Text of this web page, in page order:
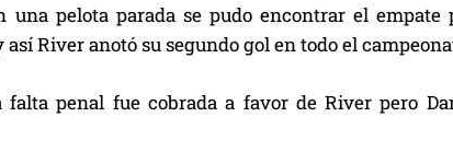
una pelota parada se pudo encontrar el empate
River anotó su segundo gol en todo el
penal fue cobrada a favor de River pero